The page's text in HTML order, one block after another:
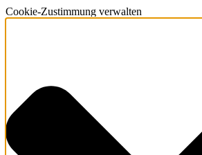
Cookie-Zustimmung verwalten